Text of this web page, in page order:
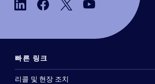
빠른 링크
리콜 및 현장 조치